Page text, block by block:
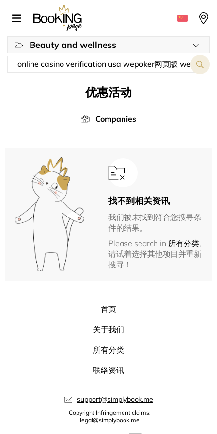
Beauty and wellness
优惠活动
Companies
找不到相关资讯
我们被未找到符合您搜寻条
件的结果。
Please search in 所有分类,
请试着选择其他项目并重新
搜寻！
首页
关于我们
所有分类
联络资讯
support@simplybook.me
Copyright Infringement claims:
legal@simplybook.me